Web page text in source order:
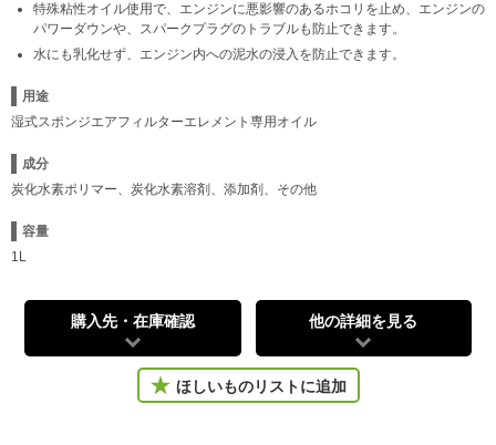
特殊粘性オイル使用で、エンジンに悪影響のあるホコリを止め、エンジンの
パワーダウンや、スパークプラグのトラブルも防止できます。
水にも乳化せず、エンジン内への泥水の浸入を防止できます。
用途
湿式スポンジエアフィルターエレメント専用オイル
成分
炭化水素ポリマー、炭化水素溶剤、添加剤、その他
容量
1L
購入先・在庫確認 他の詳細を見る
ほしいものリストに追加